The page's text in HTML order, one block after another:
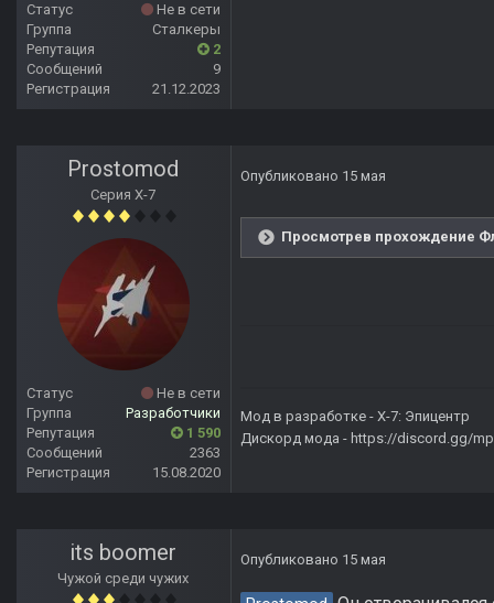
Статус
Не в сети
Группа
Сталкеры
Репутация
2
Сообщений
9
Регистрация
21.12.2023
Prostomod
Серия Х-7
Статус
Не в сети
Группа
Разработчики
Репутация
1 590
Сообщений
2363
Регистрация
15.08.2020
Опубликовано 15 мая
Просмотрев прохождение
Мод в разработке - X-7: Эпицентр
Дискорд мода - https://discord.gg/
its boomer
Чужой среди чужих
Опубликовано 15 мая